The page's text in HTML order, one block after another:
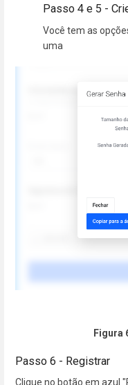
Passo 4 e 5 -
Você tem as
uma
Figura
Passo 6 - Registrar
Clique no botão em azul